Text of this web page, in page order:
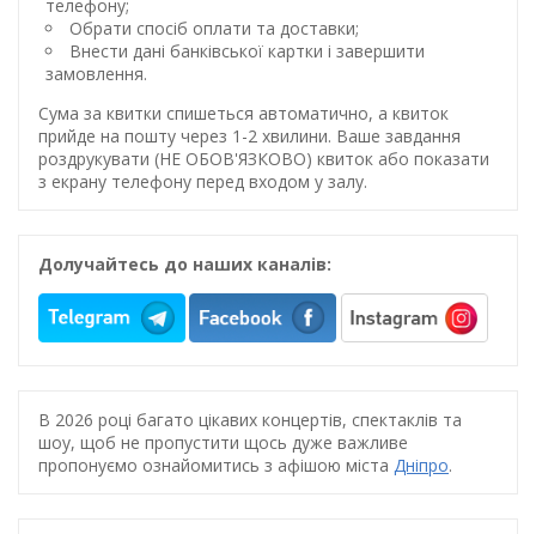
телефону;
Обрати спосіб оплати та доставки;
Внести дані банківської картки і завершити
замовлення.
Сума за квитки спишеться автоматично, а квиток
прийде на пошту через 1-2 хвилини. Ваше завдання
роздрукувати (НЕ ОБОВ'ЯЗКОВО) квиток або показати
з екрану телефону перед входом у залу.
Долучайтесь до наших каналів:
В 2026 році багато цікавих концертів, спектаклів та
шоу, щоб не пропустити щось дуже важливе
пропонуємо ознайомитись з афішою міста Дніпро.